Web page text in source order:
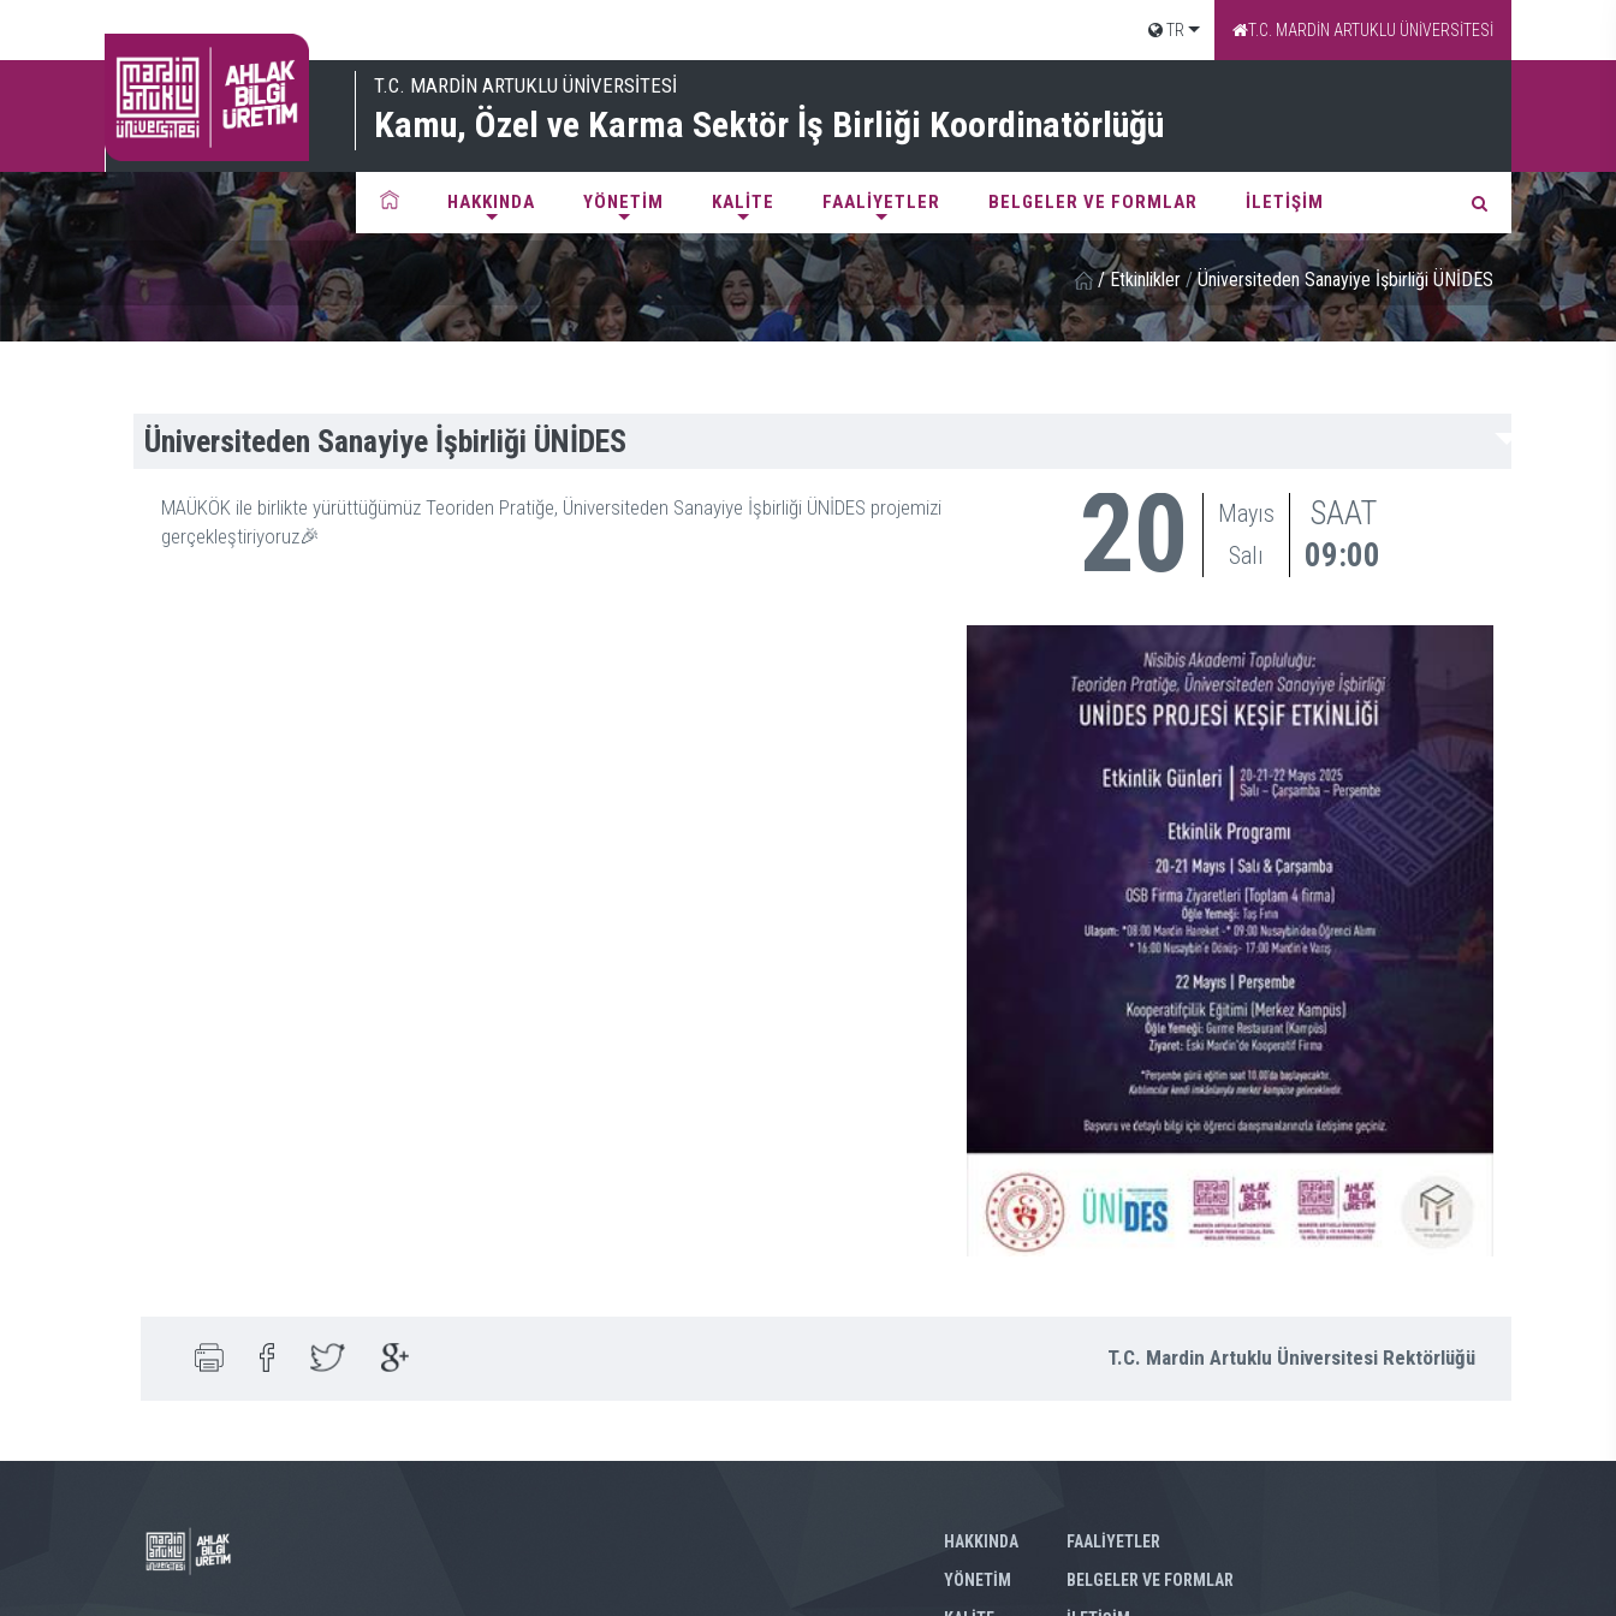
TR T.C. MARDİN ARTUKLU ÜNİVERSİTESİ
T.C. MARDİN ARTUKLU ÜNİVERSİTESİ
Kamu, Özel ve Karma Sektör İş Birliği Koordinatörlüğü
HAKKINDA YÖNETİM KALİTE FAALİYETLER BELGELER VE FORMLAR İLETİŞİM
/ Etkinlikler / Üniversiteden Sanayiye İşbirliği ÜNİDES
Üniversiteden Sanayiye İşbirliği ÜNİDES
20
Mayıs
Salı
SAAT
09:00
MAÜKÖK ile birlikte yürüttüğümüz Teoriden Pratiğe, Üniversiteden Sanayiye İşbirliği ÜNİDES projemizi
gerçekleştiriyoruz🎉
T.C. Mardin Artuklu Üniversitesi Rektörlüğü
HAKKINDA
YÖNETİM
FAALİYETLER
BELGELER VE FORMLAR